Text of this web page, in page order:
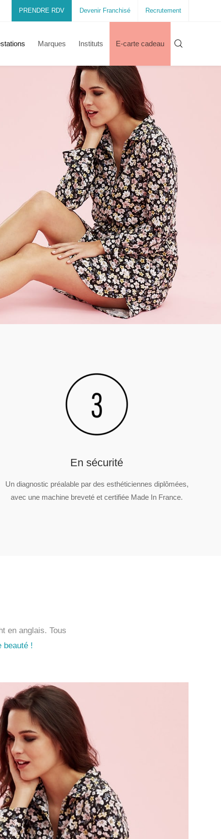
PRENDRE RDV Devenir Franchisé Recrutement
Marques Instituts E-carte cadeau
En sécurité
Un diagnostic préalable par des esthéticiennes diplômées,
avec une machine breveté et certifiée Made In France.
en anglais. Tous
beauté !